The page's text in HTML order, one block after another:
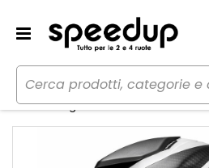
Home Moto Caschi moto
Casco Integrale RPHA71 Cleta